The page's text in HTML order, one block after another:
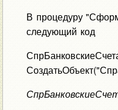
В процедуру
следующий код